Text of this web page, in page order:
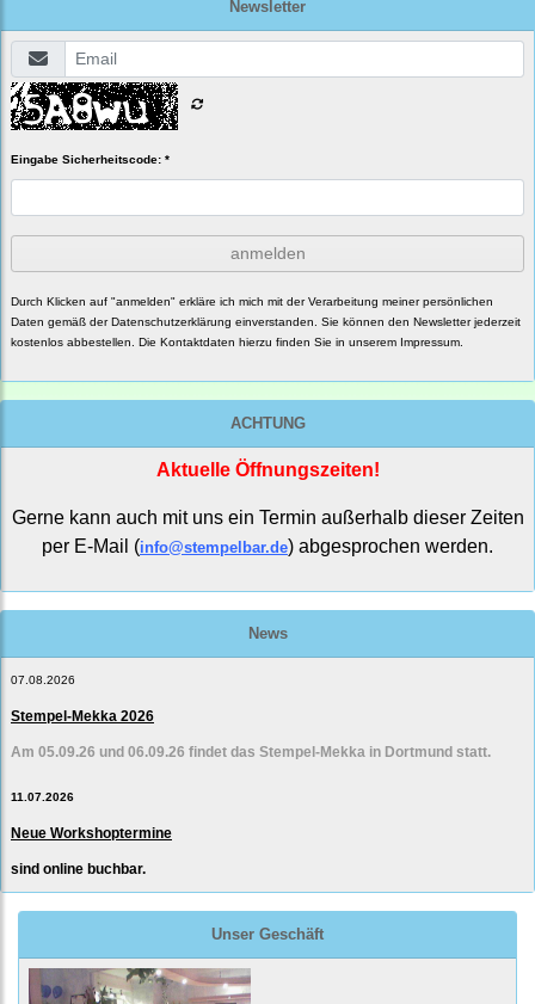
Newsletter
Eingabe Sicherheitscode: *
anmelden
Durch Klicken auf "anmelden" erkläre ich mich mit der Verarbeitung meiner persönlichen
Daten gemäß derDatenschutzerklärung einverstanden. Sie können den Newsletter jederzeit
kostenlos abbestellen. Die Kontaktdaten hierzu finden Sie in unserem Impressum.
ACHTUNG
Aktuelle Öffnungszeiten!
Gerne kann auch mit uns ein Termin außerhalb dieser Zeiten
per E-Mail (info@stempelbar.de) abgesprochen werden.
News
07.08.2026
Stempel-Mekka 2026
Am 05.09.26 und 06.09.26 findet das Stempel-Mekka in Dortmund statt.
11.07.2026
Neue Workshoptermine
sind online buchbar.
Unser Geschäft